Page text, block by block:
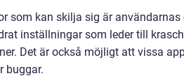
som kan skilja sig är
inställningar som leder till
Det är också möjligt att vissa
buggar.